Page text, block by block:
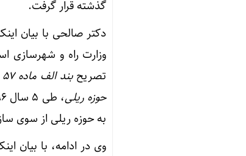
گذشته قرار گرفت.
دکتر صالحی با بیان
وزارت راه و شهرسازی
تصریحبند الف ماده ۵۷ قانون برنامه ششم توسعه
حوزه ریلی
به حوزه ریلی از سوی
وی در ادامه، با بیان